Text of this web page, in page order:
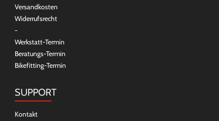
Versandkosten
Widerrufsrecht
-
Werkstatt-Termin
Beratungs-Termin
Bikefitting-Termin
SUPPORT
Kontakt